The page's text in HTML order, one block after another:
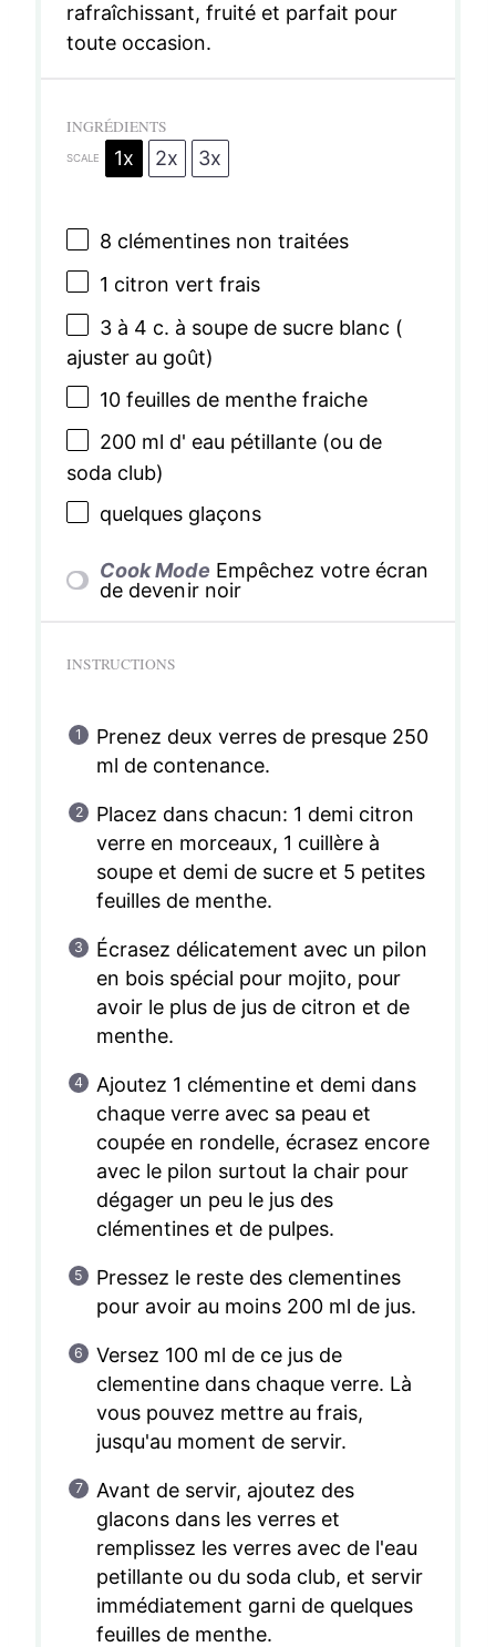
rafraîchissant, fruité et parfait pour
toute occasion.
INGRÉDIENTS
SCALE 1x 2x 3x
8 clémentines non traitées
1 citron vert frais
3à 4 c. à soupe de sucre blanc (
ajuster au goût)
10feuilles de menthe fraiche
200ml d' eau pétillante (ou de
soda club)
quelques glaçons
Cook Mode Empêchez votre écran
de devenir noir
INSTRUCTIONS
Prenez deux verres de presque 250
ml de contenance.
Placez dans chacun: 1 demi citron
verre en morceaux, 1 cuillère à
soupe et demi de sucre et 5 petites
feuilles de menthe.
Écrasez délicatement avec un pilon
en bois spécial pour mojito, pour
avoir le plus de jus de citron et de
menthe.
Ajoutez 1 clémentine et demi dans
chaque verre avec sa peau et
coupée en rondelle, écrasez encore
avec le pilon surtout la chair pour
dégager un peu le jus des
clémentines et de pulpes.
Pressez le reste des clementines
pour avoir au moins 200 ml de jus.
Versez 100 ml de ce jus de
clementine dans chaque verre. Là
vous pouvez mettre au frais,
jusqu'au moment de servir.
Avant de servir, ajoutez des
glacons dans les verres et
remplissez les verres avec de l'eau
petillante ou du soda club, et servir
immédiatement garni de quelques
feuilles de menthe.